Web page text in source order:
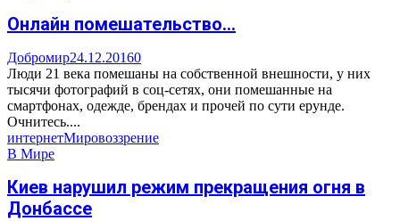
Онлайн помешательство…
Добромир24.12.20160
Люди 21 века помешаны на собственной внешности, у них
тысячи фотографий в соц-сетях, они помешанные на
смартфонах, одежде, брендах и прочей по сути ерунде.
Очнитесь....
интернетМировоззрение
В Мире
Киев нарушил режим прекращения огня в
Донбассе